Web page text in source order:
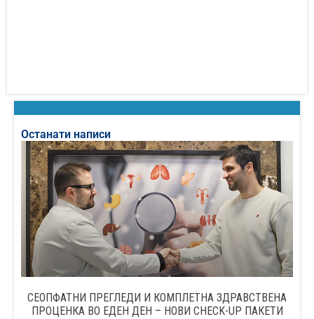
Останати написи
СЕОПФАТНИ ПРЕГЛЕДИ И КОМПЛЕТНА ЗДРАВСТВЕНА
ПРОЦЕНКА ВО ЕДЕН ДЕН – НОВИ CHECK-UP ПАКЕТИ